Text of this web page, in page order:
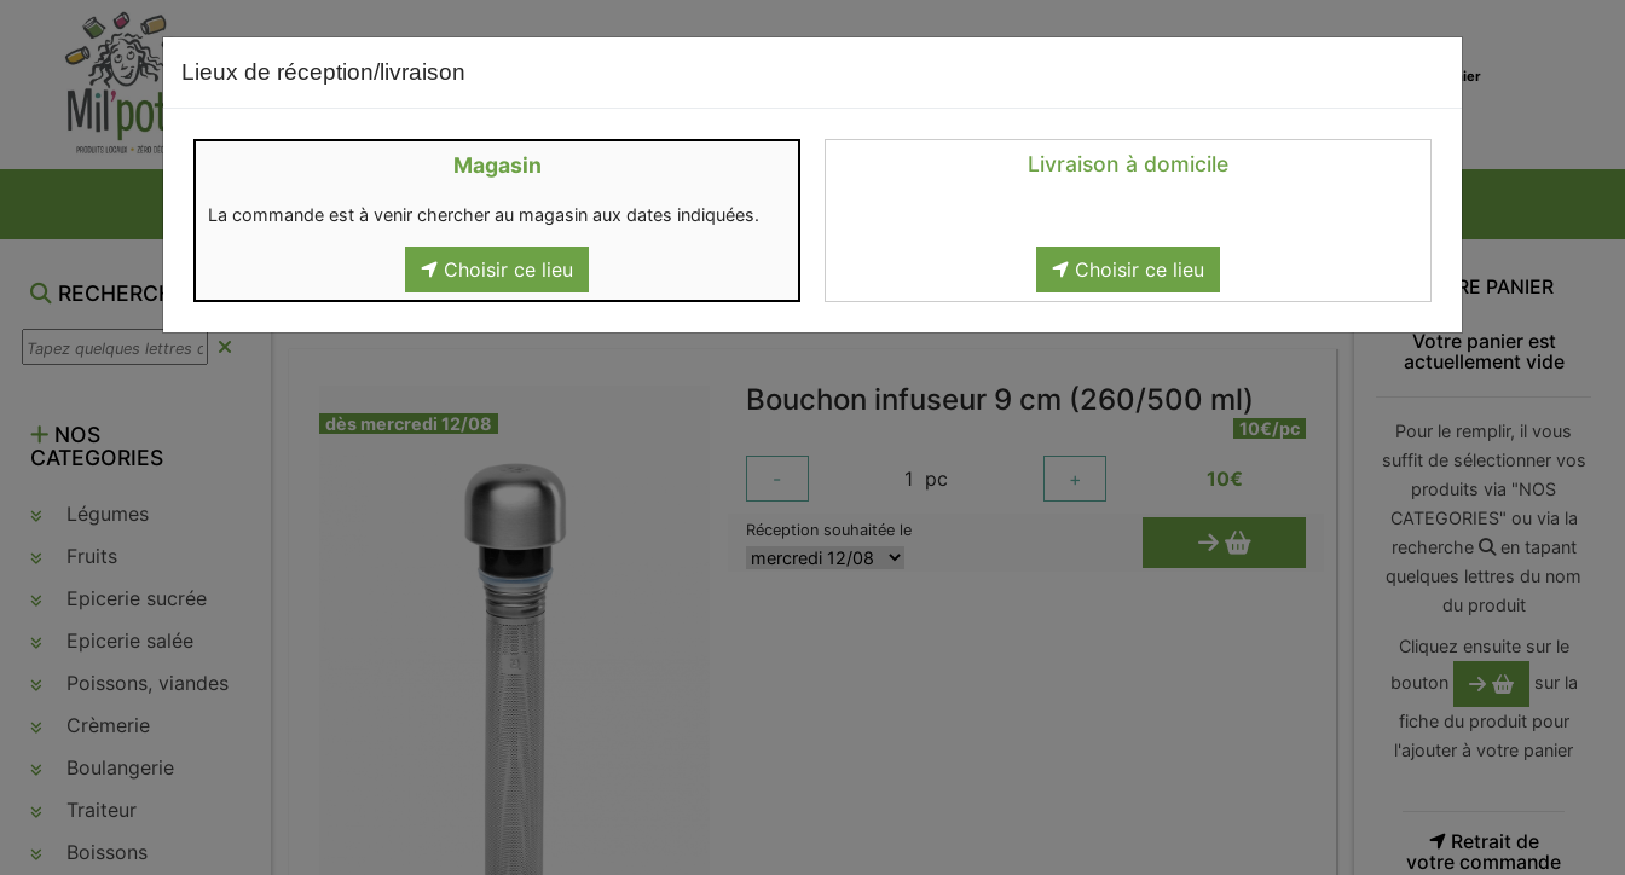
Mon panier
RECHERCHE
NOS
CATEGORIES
Légumes
Fruits
Epicerie sucrée
Epicerie salée
Poissons, viandes, volailles, charcuteries
Crèmerie
Boulangerie
Traiteur
Boissons
Lieux de réception/livraison
Magasin
La commande est à venir chercher au magasin aux dates indiquées.
Choisir ce lieu
Livraison à domicile
Choisir ce lieu
dès mercredi 12/08
Bouchon infuseur 9 cm (260/500 ml)
10€/pc
- 1 pc + 10€
Réception souhaitée le
VOTRE PANIER
Votre panier est
actuellement vide
Pour le remplir, il vous
suffit de sélectionner vos
produits via "NOS
CATEGORIES" ou via la
recherche
en tapant
quelques lettres du nom
du produit
Cliquez ensuite sur le
bouton
sur la
fiche du produit pour
l'ajouter à votre panier
Retrait de
votre commande